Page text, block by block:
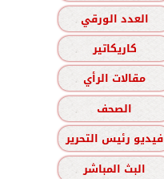
العدد الورقي
كاريكاتير
مقالات الرأي
الصحف
فيديو رئيس التحرير
البث المباشر